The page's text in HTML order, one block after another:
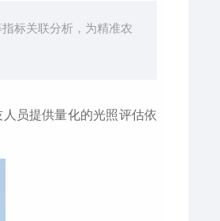
标关联分析，为精准农
员提供量化的光照评估依